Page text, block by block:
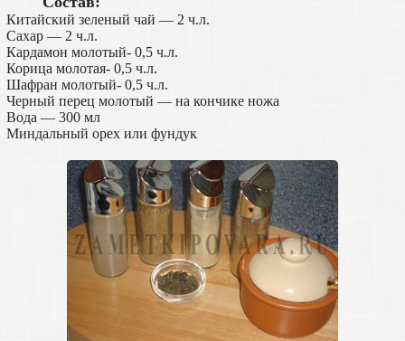
Китайский зеленый чай — 2 ч.л.
Сахар — 2 ч.л.
Кардамон молотый- 0,5 ч.л.
Корица молотая- 0,5 ч.л.
Шафран молотый- 0,5 ч.л.
Черный перец молотый — на кончике ножа
Вода — 300 мл
Миндальный орех или фундук